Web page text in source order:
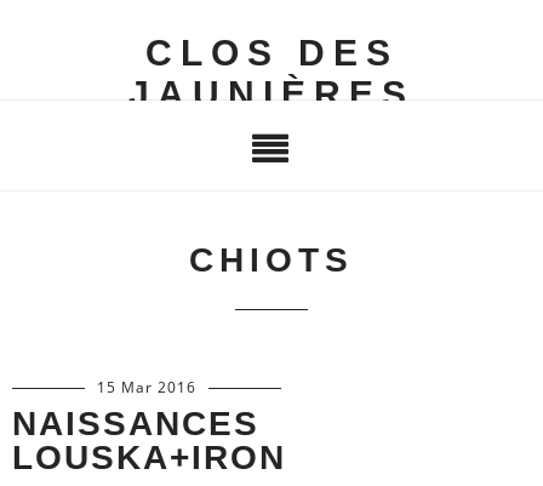
CLOS DES
JAUNIÈRES
CHIOTS
15 Mar 2016
NAISSANCES
LOUSKA+IRON